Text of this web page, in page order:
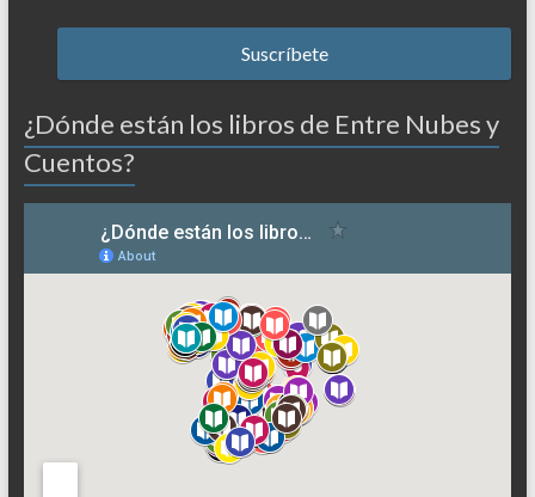
¿Dónde están los libros de Entre Nubes y
Cuentos?